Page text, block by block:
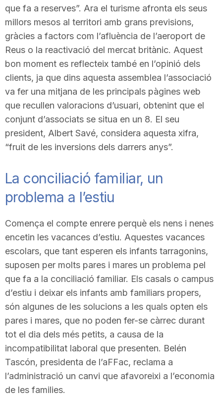
que fa a reserves”. Ara el turisme afronta els seus
millors mesos al territori amb grans previsions,
gràcies a factors com l’afluència de l’aeroport de
Reus o la reactivació del mercat britànic. Aquest
bon moment es reflecteix també en l’opinió dels
clients, ja que dins aquesta assemblea l’associació
va fer una mitjana de les principals pàgines web
que recullen valoracions d’usuari, obtenint que el
conjunt d’associats se situa en un 8. El seu
president, Albert Savé, considera aquesta xifra,
“fruit de les inversions dels darrers anys”.
La conciliació familiar, un
problema a l’estiu
Comença el compte enrere perquè els nens i nenes
encetin les vacances d’estiu. Aquestes vacances
escolars, que tant esperen els infants tarragonins,
suposen per molts pares i mares un problema pel
que fa a la conciliació familiar. Els casals o campus
d’estiu i deixar els infants amb familiars propers,
són algunes de les solucions a les quals opten els
pares i mares, que no poden fer-se càrrec durant
tot el dia dels més petits, a causa de la
incompatibilitat laboral que presenten. Belén
Tascón, presidenta de l’aFFac, reclama a
l’administració un canvi que afavoreixi a l’economia
de les families.